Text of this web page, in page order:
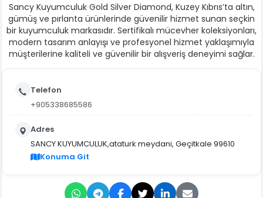
Sancy Kuyumculuk Gold Silver Diamond, Kuzey Kıbrıs’ta altın,
gümüş ve pırlanta ürünlerinde güvenilir hizmet sunan seçkin
bir kuyumculuk markasıdır. Sertifikalı mücevher koleksiyonları,
modern tasarım anlayışı ve profesyonel hizmet yaklaşımıyla
müşterilerine kaliteli ve güvenilir bir alışveriş deneyimi sağlar.
Telefon
+905338685586
Adres
SANCY KUYUMCULUK,ataturk meydani, Geçitkale 99610
Konuma Git